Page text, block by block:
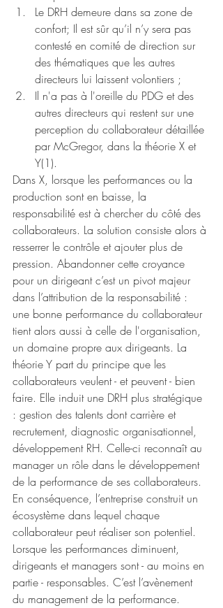
Le DRH demeure dans sa zone de
confort; Il est sûr qu’il n’y sera pas
contesté en comité de direction sur
des thématiques que les autres
directeurs lui laissent volontiers ;
Il n'a pas à l'oreille du PDG et des
autres directeurs qui restent sur une
perception du collaborateur détaillée
par McGregor, dans la théorie X et
Y(1).
Dans X, lorsque les performances ou la
production sont en baisse, la
responsabilité est à chercher du côté des
collaborateurs. La solution consiste alors à
resserrer le contrôle et ajouter plus de
pression. Abandonner cette croyance
pour un dirigeant c’est un pivot majeur
dans l’attribution de la responsabilité :
une bonne performance du collaborateur
tient alors aussi à celle de l'organisation,
un domaine propre aux dirigeants. La
théorie Y part du principe que les
collaborateurs veulent - et peuvent - bien
faire. Elle induit une DRH plus stratégique
: gestion des talents dont carrière et
recrutement, diagnostic organisationnel,
développement RH. Celle-ci reconnaît au
manager un rôle dans le développement
de la performance de ses collaborateurs.
En conséquence, l’entreprise construit un
écosystème dans lequel chaque
collaborateur peut réaliser son potentiel.
Lorsque les performances diminuent,
dirigeants et managers sont - au moins en
partie - responsables. C’est l’avènement
du management de la performance.